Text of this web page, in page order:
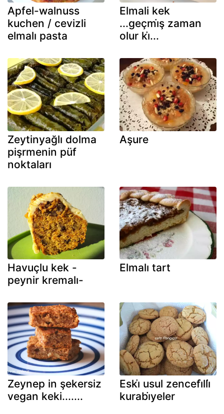
Apfel-walnuss
kuchen / cevizli
elmalı pasta
Elmali kek
...geçmi̇ş zaman
olur ki̇...
Zeytinyağlı dolma
pişrmenin püf
noktaları
Aşure
Havuçlu kek -
peynir kremalı-
Elmalı tart
Zeynep in şekersiz
vegan keki.......
Eski̇ usul zencefi̇lli̇
kurabi̇yeler